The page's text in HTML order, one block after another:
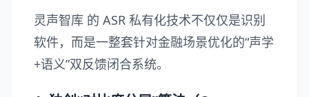
灵声智库 的 ASR 私有化技术不仅仅是识别
软件，而是一整套针对金融场景优化的“声学
+语义”双反馈闭合系统。